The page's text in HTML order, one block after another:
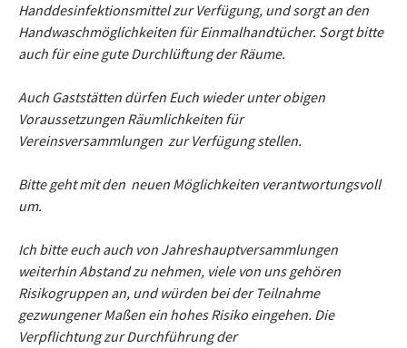
Handdesinfektionsmittel zur Verfügung, und sorgt an den
Handwaschmöglichkeiten für Einmalhandtücher. Sorgt bitte
auch für eine gute Durchlüftung der Räume.
Auch Gaststätten dürfen Euch wieder unter obigen
Voraussetzungen Räumlichkeiten für
Vereinsversammlungen zur Verfügung stellen.
Bitte geht mit den neuen Möglichkeiten verantwortungsvoll
um.
Ich bitte euch auch von Jahreshauptversammlungen
weiterhin Abstand zu nehmen, viele von uns gehören
Risikogruppen an, und würden bei der Teilnahme
gezwungener Maßen ein hohes Risiko eingehen. Die
Verpflichtung zur Durchführung der